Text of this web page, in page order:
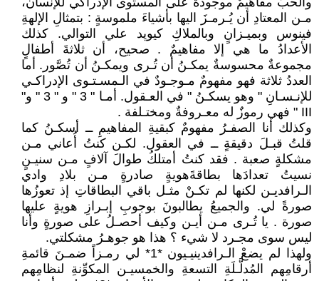
مـن المعتادِ أن يُـرمـزَ اليها بأشياءَ ملموسةٍ : بتمثالِ الإلهةِ
فينوس وبميـزانٍ وبالملاكِ كيوپد علي التوالي. كذلك
الأعدادُ ما هي إلا مفاهيمٌ . صحيح، أن ثلاثةَ أطفالٍ
مجموعةٌ محسوسةٌ يمكـنُ أن تُـرى ويمكـنُ أن تُصَّور. أما
العددُ ثلاثة فهو مفهومٌ مـوجـودٌ في الـمسـتـوى الإدراكـي
للإنـسـانِ " وهو يسكـنُ " في العـقول. أمـا " 3 " و " 3 " و"
III " فهي رموزٌ له معـروفةٌ ومختـلفة .
وكذلك أنا الصفـرُ مفهومٌ كبقيةِ المفاهيمِ ــ أسكـنُ كما
قلتُ قبـلَ دقيقةٍ ــ في العقول. لكـن كنتُ أُعاني مـن
مشكلةٍ صعبة . فقد كنتُ أمتلكُ طوالَ آلافٍ مـن سنيـنٍ
نسيتُ تعدادَها بطاقةَهويةٍ صادرةٍ مـن بلادِ وادي
الـرافديـن لكنها لم تكـنْ مثـل باقي البطاقاتِ إذ تعوزُها
صورةً لي. والجميعُ يطالبونَ بوجوبِ إبـرازِ هويةٍ عليها
صورة . يا تُـرى مـن أيـن وكيف أحصـلُ على صورةٍ وأنا
ليس سوى مجـرد لا شيء ؟ هذا هو جوهـرُ مشكلتي.
ولهذا لم يضعْ الـرافدينيـيون *1* لي رمـزاً ضمـنَ قائمةِ
أرقامِهم المُدلَّـلَةِ التسعةِ والخمسيـن المكوِّنةِ لنظامِهم